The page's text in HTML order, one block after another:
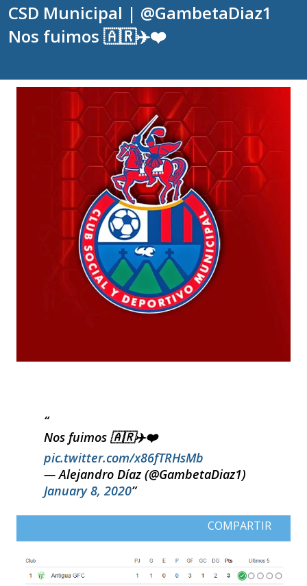
CSD Municipal | @GambetaDiaz1
Nos fuimos 🇦🇷✈️❤️
Nos fuimos 🇦🇷✈️❤️
pic.twitter.com/x86fTRHsMb
— Alejandro Díaz (@GambetaDiaz1)
January 8, 2020
COMPARTIR